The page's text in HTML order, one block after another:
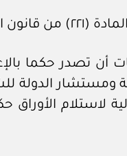
إليه النص الآتي:
أن تصدر حكما
ومستشار الدولة
لاستلام